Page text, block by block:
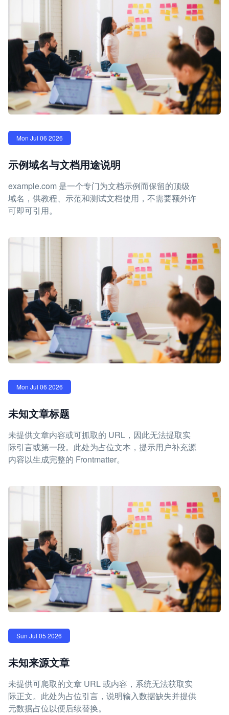
Mon Jul 06 2026
示例域名与文档用途说明
example.com 是一个专门为文档示例而保留的顶级
域名，供教程、示范和测试文档使用，不需要额外许
可即可引用。
Mon Jul 06 2026
未知文章标题
未提供文章内容或可抓取的 URL，因此无法提取实
际引言或第一段。此处为占位文本，提示用户补充源
内容以生成完整的 Frontmatter。
Sun Jul 05 2026
未知来源文章
未提供可爬取的文章 URL 或内容，系统无法获取实
际正文。此处为占位引言，说明输入数据缺失并提供
元数据占位以便后续替换。